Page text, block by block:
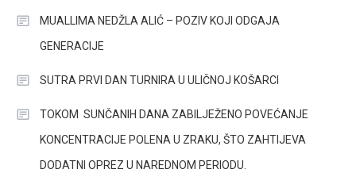
MUALLIMA NEDŽLA ALIĆ – POZIV KOJI ODGAJA
GENERACIJE
SUTRA PRVI DAN TURNIRA U ULIČNOJ KOŠARCI
TOKOM SUNČANIH DANA ZABILJEŽENO POVEĆANJE
KONCENTRACIJE POLENA U ZRAKU, ŠTO ZAHTIJEVA
DODATNI OPREZ U NAREDNOM PERIODU.